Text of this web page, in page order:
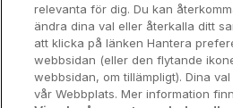
Nya hotell
relevanta för dig. Du kan
ändra dina val eller återkalla ditt
att klicka på länken Hantera
webbsidan (eller den flytande
webbsidan, om tillämpligt). Dina
vår Webbplats. Mer information